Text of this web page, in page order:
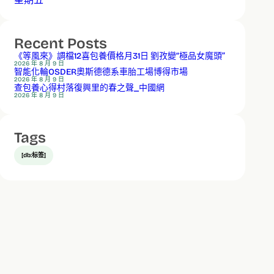
Recent Posts
《等風來》調檔12喜包養價格月31日 劉孜變“極品女魔頭”
2026 年 8 月 9 日
智能化輪OSDER奧斯德德系車胎工場博得市場
2026 年 8 月 9 日
查包養心得村落復興里的春之聲_中國網
2026 年 8 月 9 日
Tags
[db:标签]